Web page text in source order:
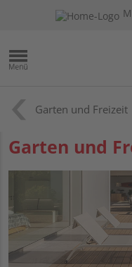
Garten und Freizeit
Garten und